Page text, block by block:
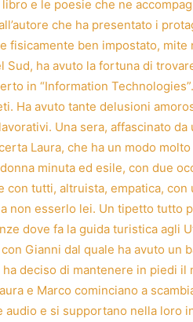
e le poesie che ne
che ha presentato i
fisicamente ben impostato, mite
Sud, ha avuto la fortuna di
in “Information
Ha avuto tante delusioni
Una sera, affascinato da
Laura, che ha un modo
minuta ed esile, con due
tutti, altruista, empatica, con
non esserlo lei. Un tipetto tutto
dove fa la guida turistica agli
Gianni dal quale ha avuto un
deciso di mantenere in piedi il
e Marco cominciano a
e si supportano nella loro